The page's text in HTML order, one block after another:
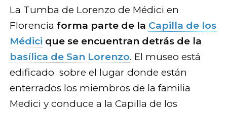
La Tumba de Lorenzo de Médici en
Florencia forma parte de la Capilla de los
Médici que se encuentran detrás de la
basílica de San Lorenzo. El museo está
edificado sobre el lugar donde están
enterrados los miembros de la familia
Medici y conduce a la Capilla de los